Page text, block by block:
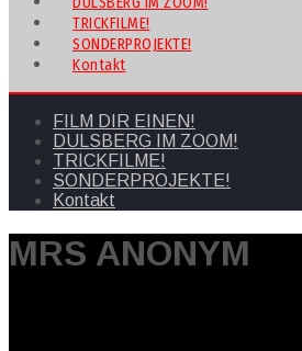
TRICKFILME!
SONDERPROJEKTE!
Kontakt
FILM DIR EINEN!
DULSBERG IM ZOOM!
TRICKFILME!
SONDERPROJEKTE!
Kontakt
MRS ANONYM